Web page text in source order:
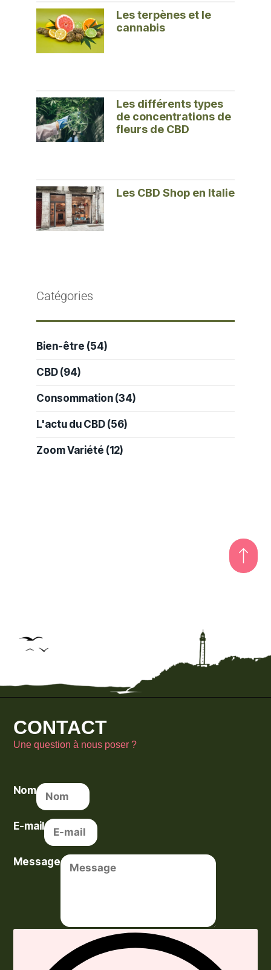
Les terpènes et le
cannabis
Les différents types
de concentrations de
fleurs de CBD
Les CBD Shop en Italie
Catégories
Bien-être (54)
CBD (94)
Consommation (34)
L'actu du CBD (56)
Zoom Variété (12)
CONTACT
Une question à nous poser ?
Nom
E-mail
Message